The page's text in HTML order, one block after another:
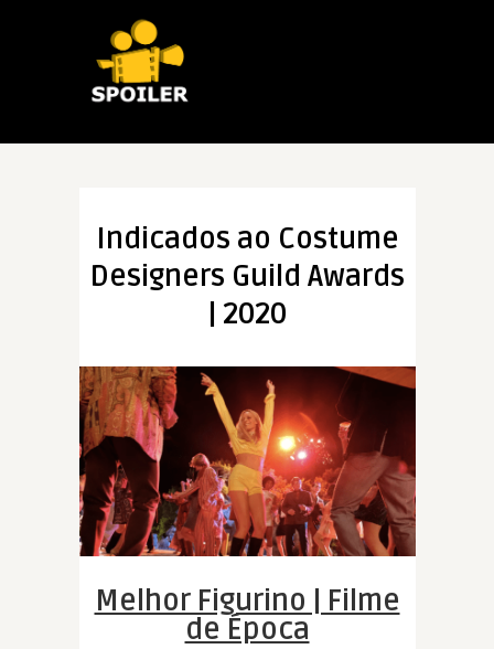
Indicados ao Costume
Designers Guild Awards
| 2020
Melhor Figurino | Filme
de Época